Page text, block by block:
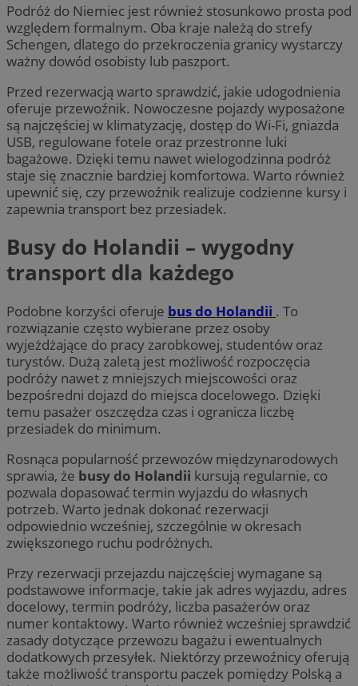
Podróż do Niemiec jest również stosunkowo prosta pod
względem formalnym. Oba kraje należą do strefy
Schengen, dlatego do przekroczenia granicy wystarczy
ważny dowód osobisty lub paszport.
Przed rezerwacją warto sprawdzić, jakie udogodnienia
oferuje przewoźnik. Nowoczesne pojazdy wyposażone
są najczęściej w klimatyzację, dostęp do Wi-Fi, gniazda
USB, regulowane fotele oraz przestronne luki
bagażowe. Dzięki temu nawet wielogodzinna podróż
staje się znacznie bardziej komfortowa. Warto również
upewnić się, czy przewoźnik realizuje codzienne kursy i
zapewnia transport bez przesiadek.
Busy do Holandii – wygodny
transport dla każdego
Podobne korzyści oferuje bus do Holandii . To
rozwiązanie często wybierane przez osoby
wyjeżdżające do pracy zarobkowej, studentów oraz
turystów. Dużą zaletą jest możliwość rozpoczęcia
podróży nawet z mniejszych miejscowości oraz
bezpośredni dojazd do miejsca docelowego. Dzięki
temu pasażer oszczędza czas i ogranicza liczbę
przesiadek do minimum.
Rosnąca popularność przewozów międzynarodowych
sprawia, że busy do Holandii kursują regularnie, co
pozwala dopasować termin wyjazdu do własnych
potrzeb. Warto jednak dokonać rezerwacji
odpowiednio wcześniej, szczególnie w okresach
zwiększonego ruchu podróżnych.
Przy rezerwacji przejazdu najczęściej wymagane są
podstawowe informacje, takie jak adres wyjazdu, adres
docelowy, termin podróży, liczba pasażerów oraz
numer kontaktowy. Warto również wcześniej sprawdzić
zasady dotyczące przewozu bagażu i ewentualnych
dodatkowych przesyłek. Niektórzy przewoźnicy oferują
także możliwość transportu paczek pomiędzy Polską a